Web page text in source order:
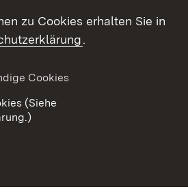
zu Cookies erhalten Sie in
.
Cookies
(Siehe